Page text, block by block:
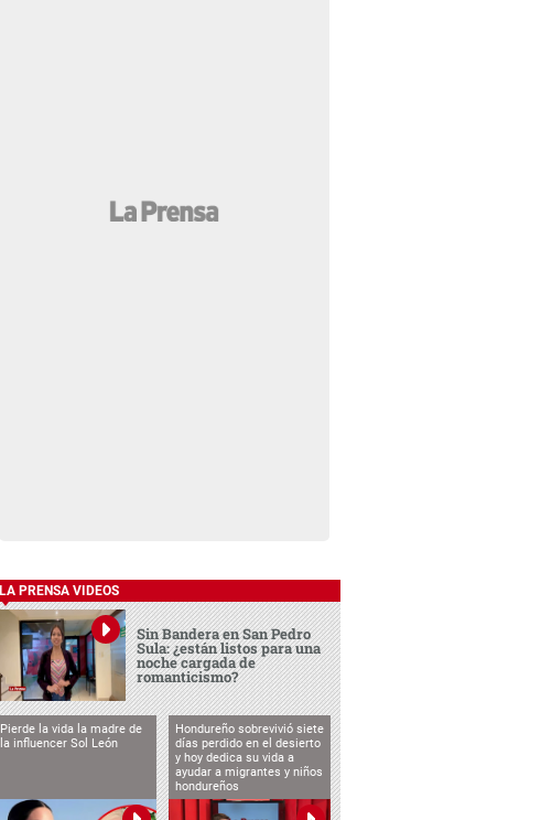
LA PRENSA VIDEOS
Sin Bandera en San Pedro
Sula: ¿están listos para una
noche cargada de
romanticismo?
Pierde la vida la madre de
la influencer Sol León
Hondureño sobrevivió siete
días perdido en el desierto
y hoy dedica su vida a
ayudar a migrantes y niños
hondureños